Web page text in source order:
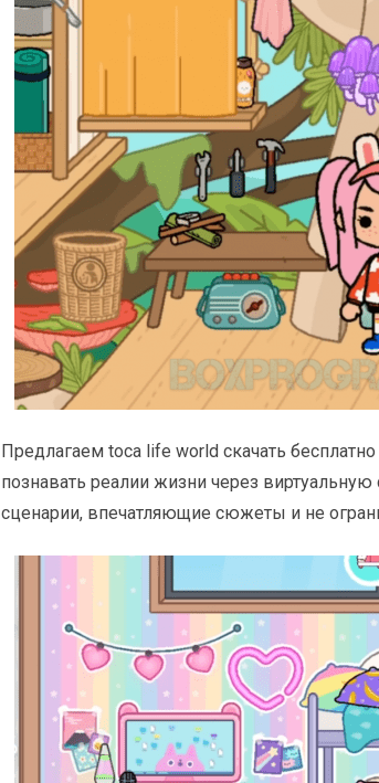
Предлагаем toca life world скачать
познавать реалии жизни через
сценарии, впечатляющие сюжеты и не